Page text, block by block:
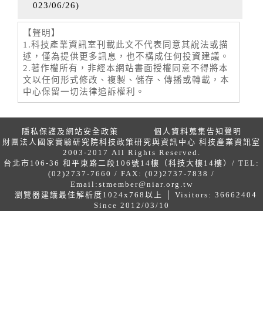
023/06/26)
【聲明】
1.科技產業資訊室刊載此文不代表同意其說法或描
述，僅為提供更多訊息，也不構成任何投資建議。
2.著作權所有，非經本網站書面授權同意不得將本
文以任何形式修改、複製、儲存、傳播或轉載，本
中心保留一切法律追訴權利。
隱私保護及網站安全政策
個人資料蒐集告知聲明
財團法人國家實驗研究院科技政策研究與資訊中心 科技產業資訊室
2003-2017 All Rights Reserved.
台北市106-36 和平東路二段106號14樓（科技大樓14樓）/ TEL:
(02)2737-7660 / FAX: (02)2737-7838 /
Email: stmember@niar.org.tw
瀏覽器建議最佳解析度1024x768以上 │ Visitors: 36662404
Since 2012/03/10